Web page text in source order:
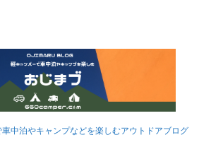
中泊やキャンプなどを楽しむアウトドアブログ